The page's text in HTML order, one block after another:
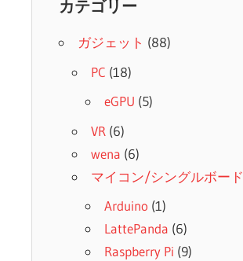
カテゴリー
ガジェット (88)
PC (18)
eGPU (5)
VR (6)
wena (6)
マイコン/シングルボード
Arduino (1)
LattePanda (6)
Raspberry Pi (9)